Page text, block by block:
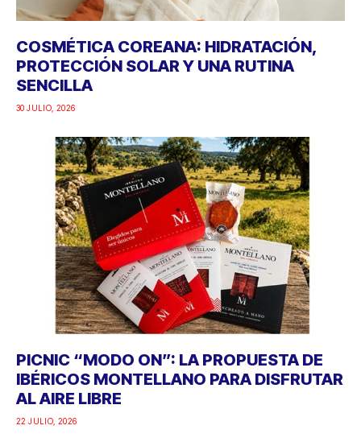
COSMÉTICA COREANA: HIDRATACIÓN,
PROTECCIÓN SOLAR Y UNA RUTINA
SENCILLA
30 JULIO, 2026
PICNIC “MODO ON”: LA PROPUESTA DE
IBÉRICOS MONTELLANO PARA DISFRUTAR
AL AIRE LIBRE
22 JULIO, 2026